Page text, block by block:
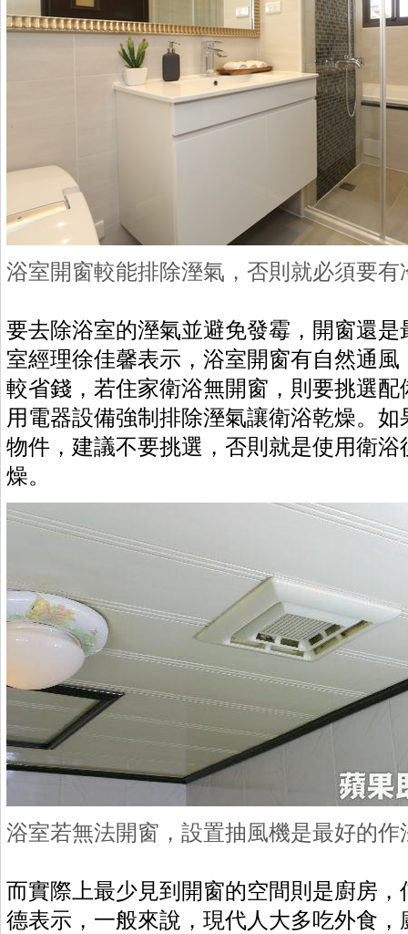
浴室開窗較能排除溼氣，否則就必須要
要去除浴室的溼氣並避免發霉，開窗還
室經理徐佳馨表示，浴室開窗有自然通
較省錢，若住家衛浴無開窗，則要挑選
用電器設備強制排除溼氣讓衛浴乾燥。
物件，建議不要挑選，否則就是使用衛
燥。
浴室若無法開窗，設置抽風機是最好的作
而實際上最少見到開窗的空間則是廚房
德表示，一般來說，現代人大多吃外食